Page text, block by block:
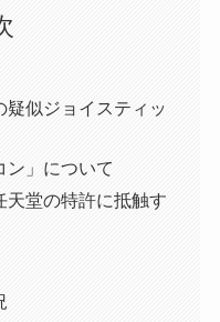
疑似ジョイスティッ
ン」について
天堂の特許に抵触す